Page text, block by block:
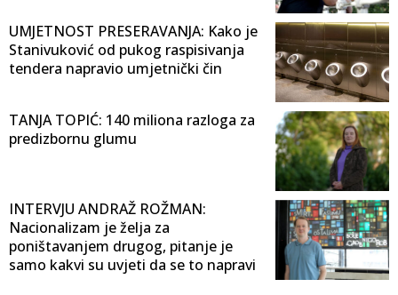
UMJETNOST PRESERAVANJA: Kako je
Stanivuković od pukog raspisivanja
tendera napravio umjetnički čin
TANJA TOPIĆ: 140 miliona razloga za
predizbornu glumu
INTERVJU ANDRAŽ ROŽMAN:
Nacionalizam je želja za
poništavanjem drugog, pitanje je
samo kakvi su uvjeti da se to napravi